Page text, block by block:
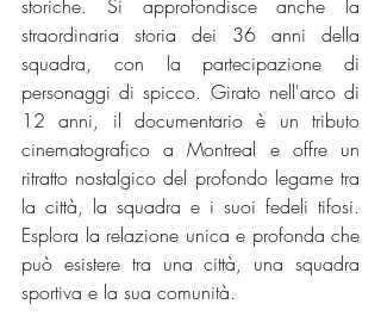
storiche. Si approfondisce anche la
straordinaria storia dei 36 anni della
squadra, con la partecipazione di
personaggi di spicco. Girato nell'arco di
12 anni, il documentario è un tributo
cinematografico a Montreal e offre un
ritratto nostalgico del profondo legame tra
la città, la squadra e i suoi fedeli tifosi.
Esplora la relazione unica e profonda che
può esistere tra una città, una squadra
sportiva e la sua comunità.